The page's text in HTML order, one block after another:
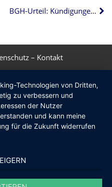
BGH-Urteil: Kündigungen von Bausparverträgen sind rechtens
– Kontakt
Technologien von Dritten,
zu verbessern und
der Nutzer
und kann meine
für die Zukunft widerrufen